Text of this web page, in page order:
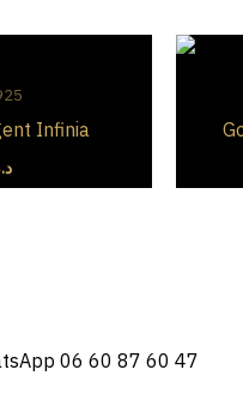
Infinia
06 60 87 60 47